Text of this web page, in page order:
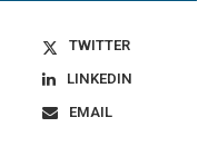
TWITTER
LINKEDIN
EMAIL